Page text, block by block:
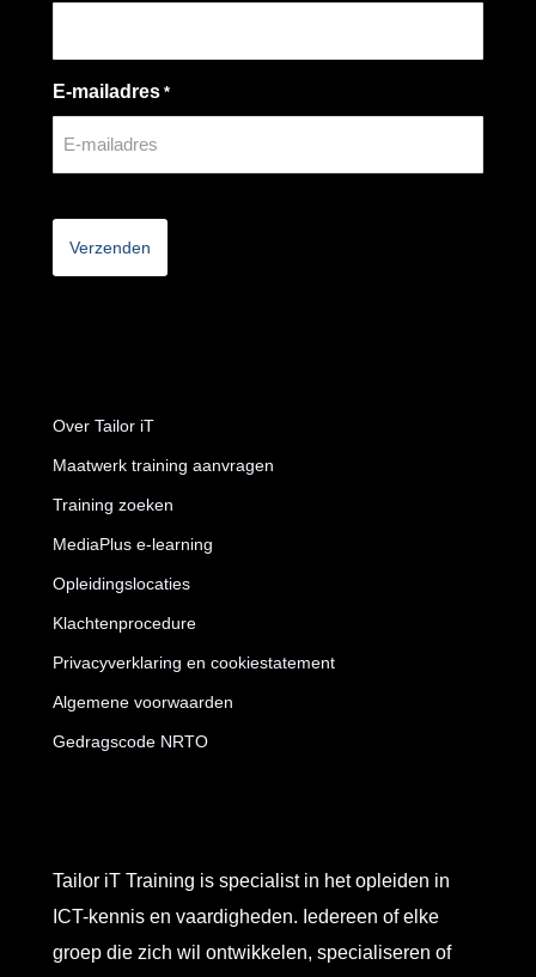
Tailor iT Training is specialist in het opleiden in
ICT-kennis en vaardigheden. Iedereen of elke
groep die zich wil ontwikkelen, specialiseren of
Over Tailor iT
Maatwerk training aanvragen
Training zoeken
MediaPlus e-learning
Opleidingslocaties
Klachtenprocedure
Privacyverklaring en cookiestatement
Algemene voorwaarden
Gedragscode NRTO
E-mailadres *